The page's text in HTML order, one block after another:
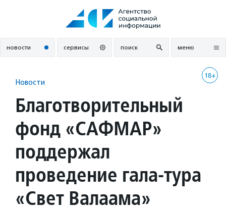
новости сервисы поиск меню
18+
Новости
Благотворительный
фонд «САФМАР»
поддержал
проведение гала-тура
«Свет Валаама»